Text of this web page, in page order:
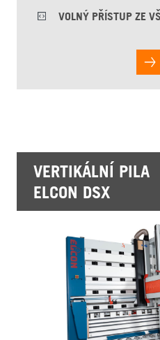
VOLNÝ PŘÍSTUP ZE
VERTIKÁLNÍ PILA
ELCON DSX